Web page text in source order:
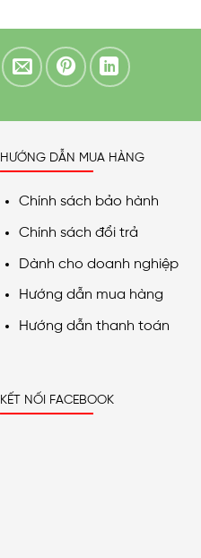
HƯỚNG DẪN MUA HÀNG
Chính sách bảo hành
Chính sách đổi trả
Dành cho doanh nghiệp
Hướng dẫn mua hàng
Hướng dẫn thanh toán
KẾT NỐI FACEBOOK